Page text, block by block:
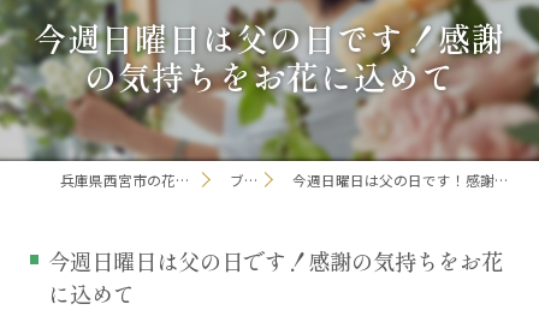
今週日曜日は父の日です！感謝
の気持ちをお花に込めて
兵庫県西宮市の花屋ならなみ花壇 ブログ 今週日曜日は父の日です！感謝の気持ちをお花に込めて
今週日曜日は父の日です！感謝の気持ちをお花
に込めて